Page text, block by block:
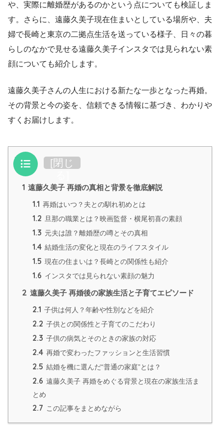
や、実際に離婚歴があるのかという点についても検証しま
す。さらに、遠藤久美子現在住まいとしている場所や、夫
婦で長崎と東京の二拠点生活を送っている様子、日々の暮
らしのなかで見せる遠藤久美子インスタでは見られない素
顔についても紹介します。
遠藤久美子さんの人生における新たな一歩となった再婚。
その背景と今の姿を、信頼できる情報に基づき、わかりや
すくお届けします。
目次 [閉じ
1 遠藤久美子 再婚の真相と背景を徹底解説
1.1 再婚はいつ？夫との馴れ初めとは
1.2 旦那の職業とは？映画監督・横尾初喜の素顔
1.3 元夫は誰？離婚歴の噂とその真相
1.4 結婚生活の変化と現在のライフスタイル
1.5 現在の住まいは？長崎との関係性も紹介
1.6 インスタでは見られない素顔の魅力
2 遠藤久美子 再婚後の家族生活と子育てエピソード
2.1 子供は何人？年齢や性別などを紹介
2.2 子供との関係性と子育てのこだわり
2.3 子供の病気とそのときの家族の対応
2.4 再婚で変わったファッションと生活習慣
2.5 結婚を機に選んだ“普通の家庭”とは？
2.6 遠藤久美子 再婚をめぐる背景と現在の家族生活ま
とめ
2.7 この記事をまとめながら